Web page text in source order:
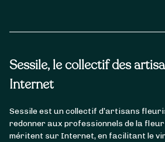
Sessile, le collectif des
Internet
Sessile est un collectif d’artisans
redonner aux professionnels de la fleur
méritent sur Internet, en facilitant le